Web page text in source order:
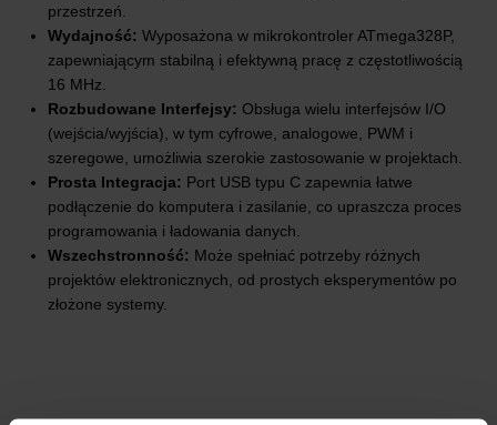
przestrzeń.
Wydajność: Wyposażona w mikrokontroler ATmega328P,
zapewniającym stabilną i efektywną pracę z częstotliwością
16 MHz.
Rozbudowane Interfejsy: Obsługa wielu interfejsów I/O
(wejścia/wyjścia), w tym cyfrowe, analogowe, PWM i
szeregowe, umożliwia szerokie zastosowanie w projektach.
Prosta Integracja: Port USB typu C zapewnia łatwe
podłączenie do komputera i zasilanie, co upraszcza proces
programowania i ładowania danych.
Wszechstronność: Może spełniać potrzeby różnych
projektów elektronicznych, od prostych eksperymentów po
złożone systemy.